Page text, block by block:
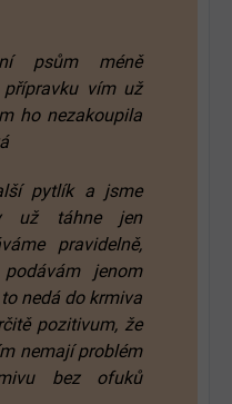
psům méně
vím už
ho nezakoupila
pytlík a jsme
už táhne jen
pravidelně,
jenom
nedá do krmiva
pozitivum, že
nemají problém
bez ofuků